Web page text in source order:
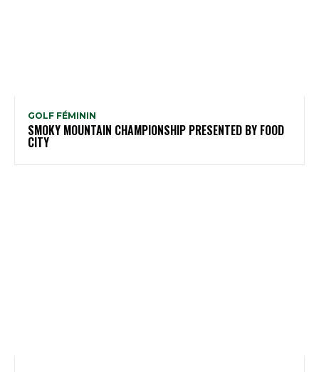
GOLF FÉMININ
SMOKY MOUNTAIN CHAMPIONSHIP PRESENTED BY FOOD
CITY